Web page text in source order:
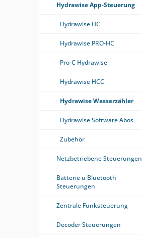
Hydrawise App-Steuerung
Hydrawise HC
Hydrawise PRO-HC
Pro-C Hydrawise
Hydrawise HCC
Hydrawise Wasserzähler
Hydrawise Software Abos
Zubehör
Netzbetriebene Steuerungen
Batterie u Bluetooth
Steuerungen
Zentrale Funksteuerung
Decoder Steuerungen